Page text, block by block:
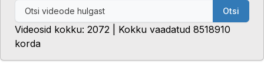
Otsi
Videosid kokku: 2072 | Kokku vaadatud 8518910
korda